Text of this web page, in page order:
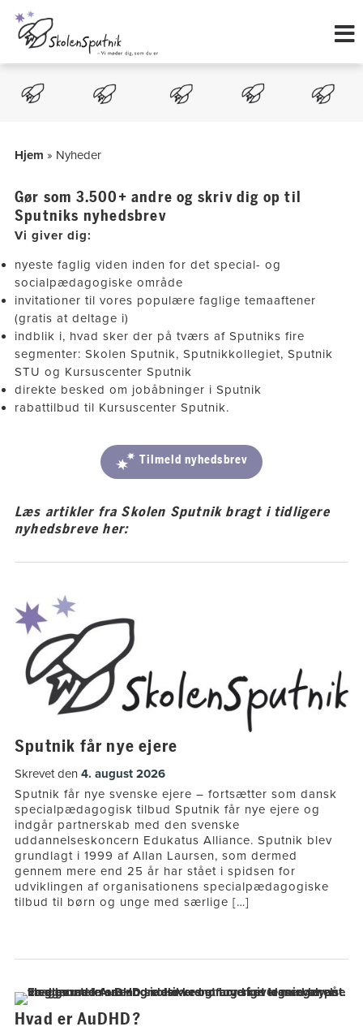
indholdet
Hjem » Nyheder
Gør som 3.500+ andre og skriv dig op til
Sputniks nyhedsbrev
Vi giver dig:
nyeste faglig viden inden for det special- og
socialpædagogiske område
invitationer til vores populære faglige temaaftener
(gratis at deltage i)
indblik i, hvad sker der på tværs af Sputniks fire
segmenter: Skolen Sputnik, Sputnikkollegiet, Sputnik
STU og Kursuscenter Sputnik
direkte besked om jobåbninger i Sputnik
rabattilbud til Kursuscenter Sputnik.
Tilmeld nyhedsbrev
Læs artikler fra Skolen Sputnik bragt i tidligere
nyhedsbreve her:
Sputnik får nye ejere
Skrevet den 4. august 2026
Sputnik får nye svenske ejere – fortsætter som dansk
specialpædagogisk tilbud Sputnik får nye ejere og
indgår partnerskab med den svenske
uddannelseskoncern Edukatus Alliance. Sputnik blev
grundlagt i 1999 af Allan Laursen, som dermed
gennem mere end 25 år har stået i spidsen for
udviklingen af organisationens specialpædagogiske
tilbud til børn og unge med særlige […]
Hvad er AuDHD?